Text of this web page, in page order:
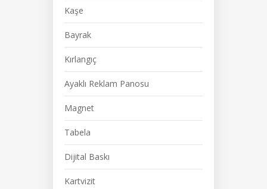
Kaşe
Bayrak
Kırlangıç
Ayaklı Reklam Panosu
Magnet
Tabela
Dijital Baskı
Kartvizit